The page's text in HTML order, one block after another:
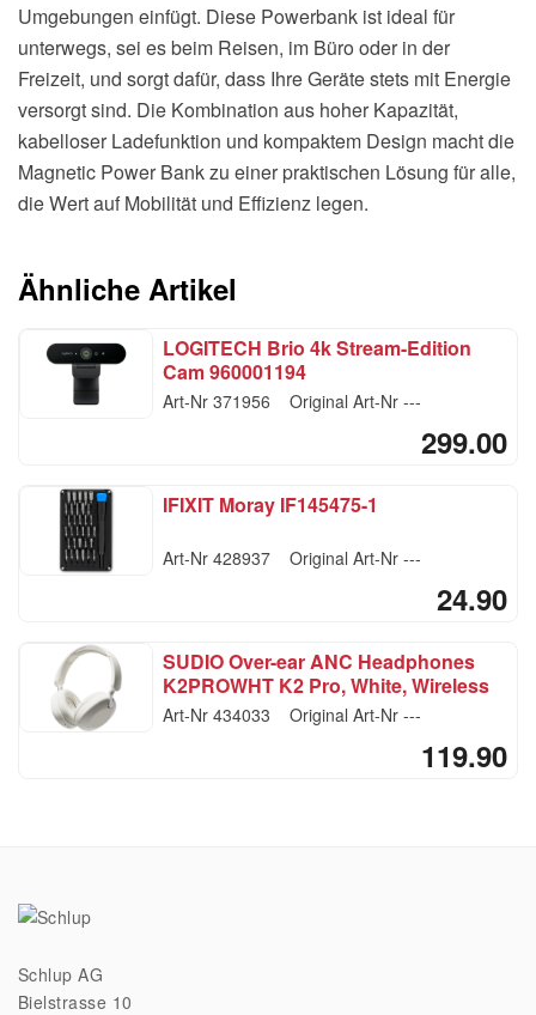
Umgebungen einfügt. Diese Powerbank ist ideal für
unterwegs, sei es beim Reisen, im Büro oder in der
Freizeit, und sorgt dafür, dass Ihre Geräte stets mit Energie
versorgt sind. Die Kombination aus hoher Kapazität,
kabelloser Ladefunktion und kompaktem Design macht die
Magnetic Power Bank zu einer praktischen Lösung für alle,
die Wert auf Mobilität und Effizienz legen.
Ähnliche Artikel
LOGITECH Brio 4k Stream-Edition
Cam 960001194
Art-Nr 371956 Original Art-Nr ---
299.00
IFIXIT Moray IF145475-1
Art-Nr 428937 Original Art-Nr ---
24.90
SUDIO Over-ear ANC Headphones
K2PROWHT K2 Pro, White, Wireless
Art-Nr 434033 Original Art-Nr ---
119.90
Schlup AG
Bielstrasse 10